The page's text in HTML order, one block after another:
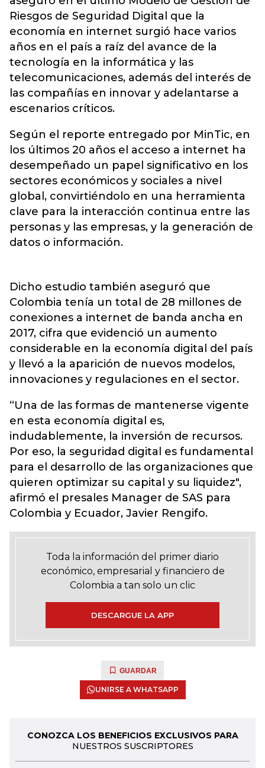
Riesgos de Seguridad Digital que la
economía en internet surgió hace varios
años en el país a raíz del avance de la
tecnología en la informática y las
telecomunicaciones, además del interés de
las compañías en innovar y adelantarse a
escenarios críticos.
Según el reporte entregado por MinTic, en
los últimos 20 años el acceso a internet ha
desempeñado un papel significativo en los
sectores económicos y sociales a nivel
global, convirtiéndolo en una herramienta
clave para la interacción continua entre las
personas y las empresas, y la generación de
datos o información.
Dicho estudio también aseguró que
Colombia tenía un total de 28 millones de
conexiones a internet de banda ancha en
2017, cifra que evidenció un aumento
considerable en la economía digital del país
y llevó a la aparición de nuevos modelos,
innovaciones y regulaciones en el sector.
“Una de las formas de mantenerse vigente
en esta economía digital es,
indudablemente, la inversión de recursos.
Por eso, la seguridad digital es fundamental
para el desarrollo de las organizaciones que
quieren optimizar su capital y su liquidez",
afirmó el presales Manager de SAS para
Colombia y Ecuador, Javier Rengifo.
Toda la información del primer diario
económico, empresarial y financiero de
Colombia a tan solo un clic
DESCARGUE LA APP
GUARDAR
UNIRSE A WHATSAPP
CONOZCA LOS BENEFICIOS EXCLUSIVOS PARA
NUESTROS SUSCRIPTORES